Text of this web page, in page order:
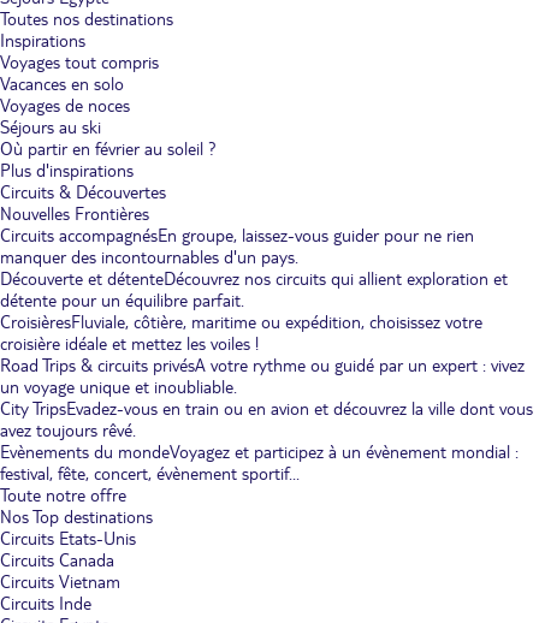
Toutes nos destinations
Inspirations
Voyages tout compris
Vacances en solo
Voyages de noces
Séjours au ski
Où partir en février au soleil ?
Plus d'inspirations
Circuits & Découvertes
Nouvelles Frontières
Circuits accompagnésEn groupe, laissez-vous guider pour ne rien
manquer des incontournables d'un pays.
Découverte et détenteDécouvrez nos circuits qui allient exploration et
détente pour un équilibre parfait.
CroisièresFluviale, côtière, maritime ou expédition, choisissez votre
croisière idéale et mettez les voiles !
Road Trips & circuits privésA votre rythme ou guidé par un expert : vivez
un voyage unique et inoubliable.
City TripsEvadez-vous en train ou en avion et découvrez la ville dont vous
avez toujours rêvé.
Evènements du mondeVoyagez et participez à un évènement mondial :
festival, fête, concert, évènement sportif...
Toute notre offre
Nos Top destinations
Circuits Etats-Unis
Circuits Canada
Circuits Vietnam
Circuits Inde